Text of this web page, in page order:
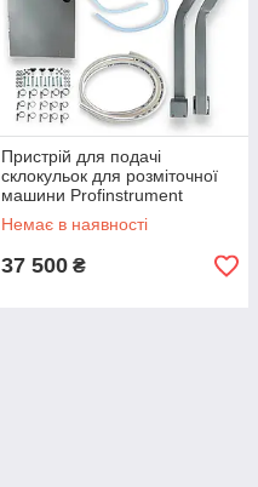
Пристрій для подачі
склокульок для розміточної
машини Profinstrument
Немає в наявності
37 500 ₴